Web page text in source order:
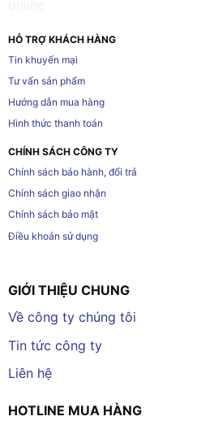
HỖ TRỢ KHÁCH HÀNG
Tin khuyến mại
Tư vấn sản phẩm
Hướng dẫn mua hàng
Hình thức thanh toán
CHÍNH SÁCH CÔNG TY
Chính sách bảo hành, đổi trả
Chính sách giao nhận
Chính sách bảo mật
Điều khoản sử dụng
GIỚI THIỆU CHUNG
Về công ty chúng tôi
Tin tức công ty
Liên hệ
HOTLINE MUA HÀNG